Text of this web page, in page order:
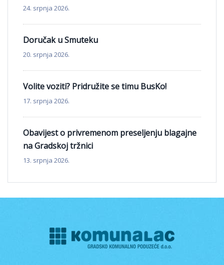
24. srpnja 2026.
Doručak u Smuteku
20. srpnja 2026.
Volite voziti? Pridružite se timu BusKo!
17. srpnja 2026.
Obavijest o privremenom preseljenju blagajne
na Gradskoj tržnici
13. srpnja 2026.